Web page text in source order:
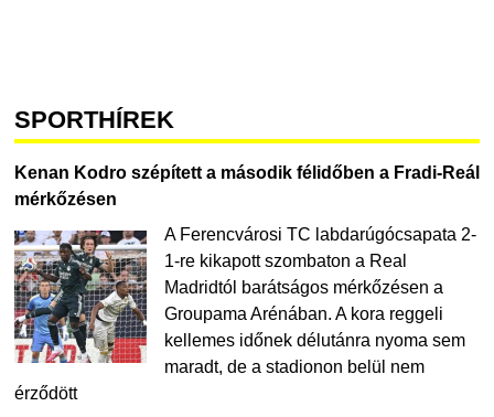
SPORTHÍREK
Kenan Kodro szépített a második félidőben a Fradi-Reál
mérkőzésen
A Ferencvárosi TC labdarúgócsapata 2-
1-re kikapott szombaton a Real
Madridtól barátságos mérkőzésen a
Groupama Arénában. A kora reggeli
kellemes időnek délutánra nyoma sem
maradt, de a stadionon belül nem
érződött